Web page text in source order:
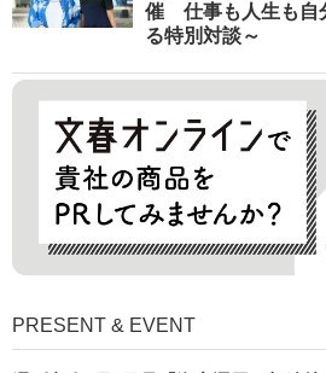
催 仕事も人生も自
る特別対談～
PRESENT & EVENT